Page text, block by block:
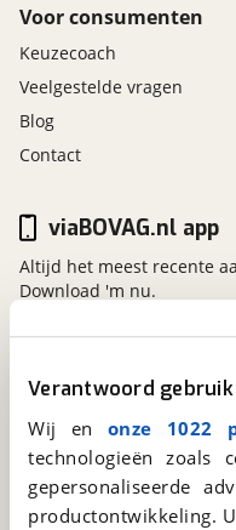
Verantwoord
Wij en onze 1022
technologieën
gepersonaliseerde
productontwikkeling.
Voor consumenten
Keuzecoach
Veelgestelde vragen
Blog
Contact
viaBOVAG.nl
Kosterijland15
3981 AJ
Bunnik
Een initiatief van
BOVAG
viaBOVAG.nl app
Altijd het meest recente
Download 'm nu.